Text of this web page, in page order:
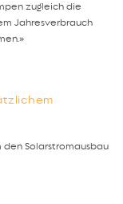
zugleich die
Jahresverbrauch
den Solarstromausbau